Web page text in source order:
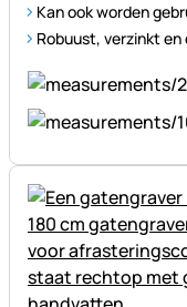
Kan ook worden
Robuust, verzinkt en